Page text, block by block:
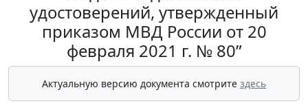
удостоверений, утвержденный
приказом МВД России от 20
февраля 2021 г. № 80”
Актуальную версию документа смотрите здесь